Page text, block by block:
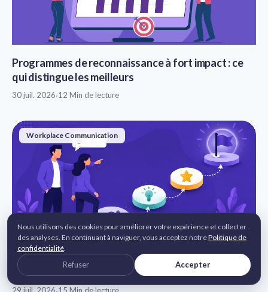
Programmes de reconnaissance à fort impact : ce
qui distingue les meilleurs
30 juil. 2026·12 Min de lecture
Workplace Communication
25+ exemples de feedforward au travail (avant /
après)
Nous utilisons des cookies pour améliorer votre expérience et collecter
des analyses. En continuant à naviguer, vous acceptez notrePolitique de
confidentialité.
Refuser Accepter